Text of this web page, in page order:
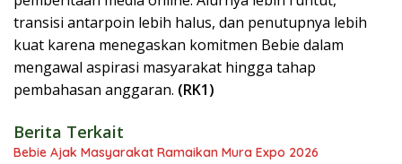
transisi antarpoin lebih halus, dan penutupnya lebih
kuat karena menegaskan komitmen Bebie dalam
mengawal aspirasi masyarakat hingga tahap
pembahasan anggaran. (RK1)
Berita Terkait
Bebie Ajak Masyarakat Ramaikan Mura Expo 2026